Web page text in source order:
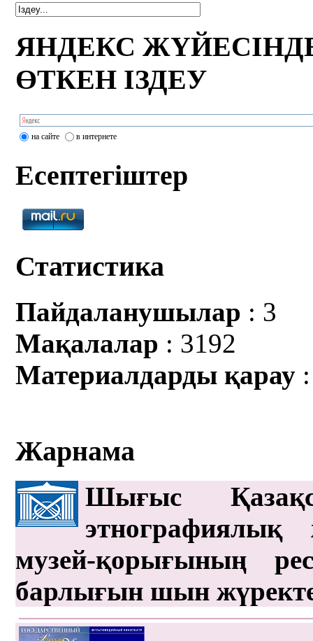
ЯНДЕКС
ӨТКЕН ІЗДЕУ
на сайте в интернете
Есептегіштер
Статистика
Пайдаланушылар : 3
Мақалалар : 3192
Материалдарды қарау
Жарнама
Шығыс
этнографиялық
музей-қорығының
барлығын шын